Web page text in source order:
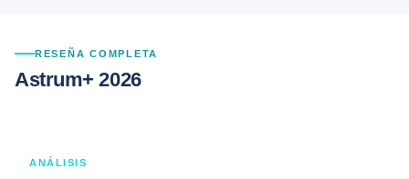
RESEÑA COMPLETA
Astrum+ 2026
ANÁLISIS